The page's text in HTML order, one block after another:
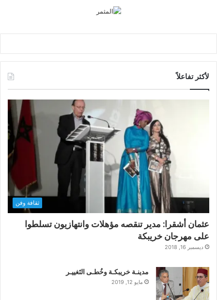
لأكثر تفاعلاً
ثقافة وفن
عثمان أشقرا: مدير تنقصه مؤهلات وانتهازيون تسلطوا
على مهرجان خريبكة
ديسمبر 16, 2018
مدينـة خريبكـة وخُطـى التَغييـر
مايو 12, 2019